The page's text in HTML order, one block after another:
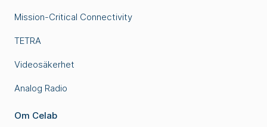
Mission-Critical Connectivity
TETRA
Videosäkerhet
Analog Radio
Om Celab